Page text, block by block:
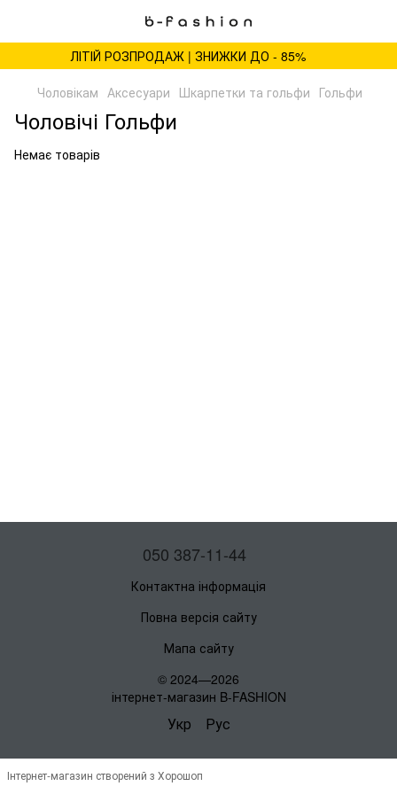
ЛІТІЙ РОЗПРОДАЖ | ЗНИЖКИ ДО - 85%
Чоловікам Аксесуари Шкарпетки та гольфи Гольфи
Чоловічі Гольфи
Немає товарів
050 387-11-44
Контактна інформація
Повна версія сайту
Мапа сайту
© 2024—2026
інтернет-магазин B-FASHION
Укр Рус
Інтернет-магазин створений з Хорошоп